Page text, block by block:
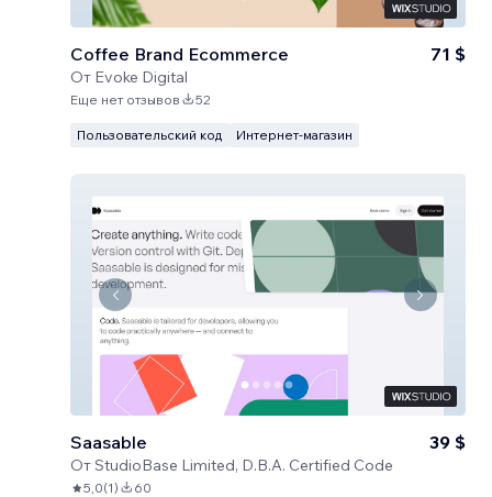
Coffee Brand Ecommerce
От Evoke Digital
71 $
Еще нет отзывов 52
Пользовательский код Интернет-магазин
Saasable
ОтStudioBase Limited, D.B.A. Certified Code
39 $
5,0(1) 60